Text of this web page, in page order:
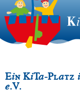
Ein KiTa-Platz
e.V.